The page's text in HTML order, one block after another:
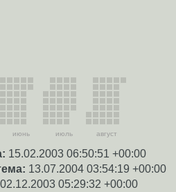
июнь июль август
15.02.2003 06:50:51 +00:00
13.07.2004 03:54:19 +00:00
02.12.2003 05:29:32 +00:00